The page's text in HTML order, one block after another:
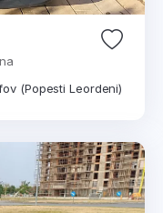
(Popesti Leordeni)